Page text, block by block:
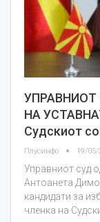
НА
Судскиот
Плусинфо 19/05/
Управниот суд
Антоанета
кандидати за
членка на